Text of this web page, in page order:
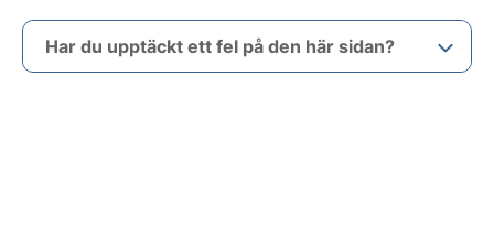
Har du upptäckt ett fel på den här sidan?